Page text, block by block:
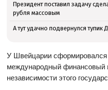
Президент поставил задачу
рубля массовым
А тут удачно подвернулся тупик
У Швейцарии сформировался
международный финансовый
независимости этого